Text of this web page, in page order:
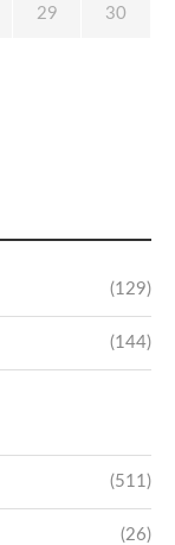
(129)
(144)
(511)
(26)
29 30